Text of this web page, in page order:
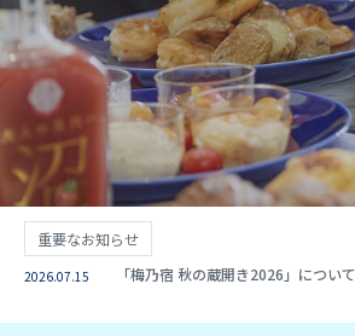
重要なお知らせ
2026.07.15 「梅乃宿 秋の蔵開き2026」について